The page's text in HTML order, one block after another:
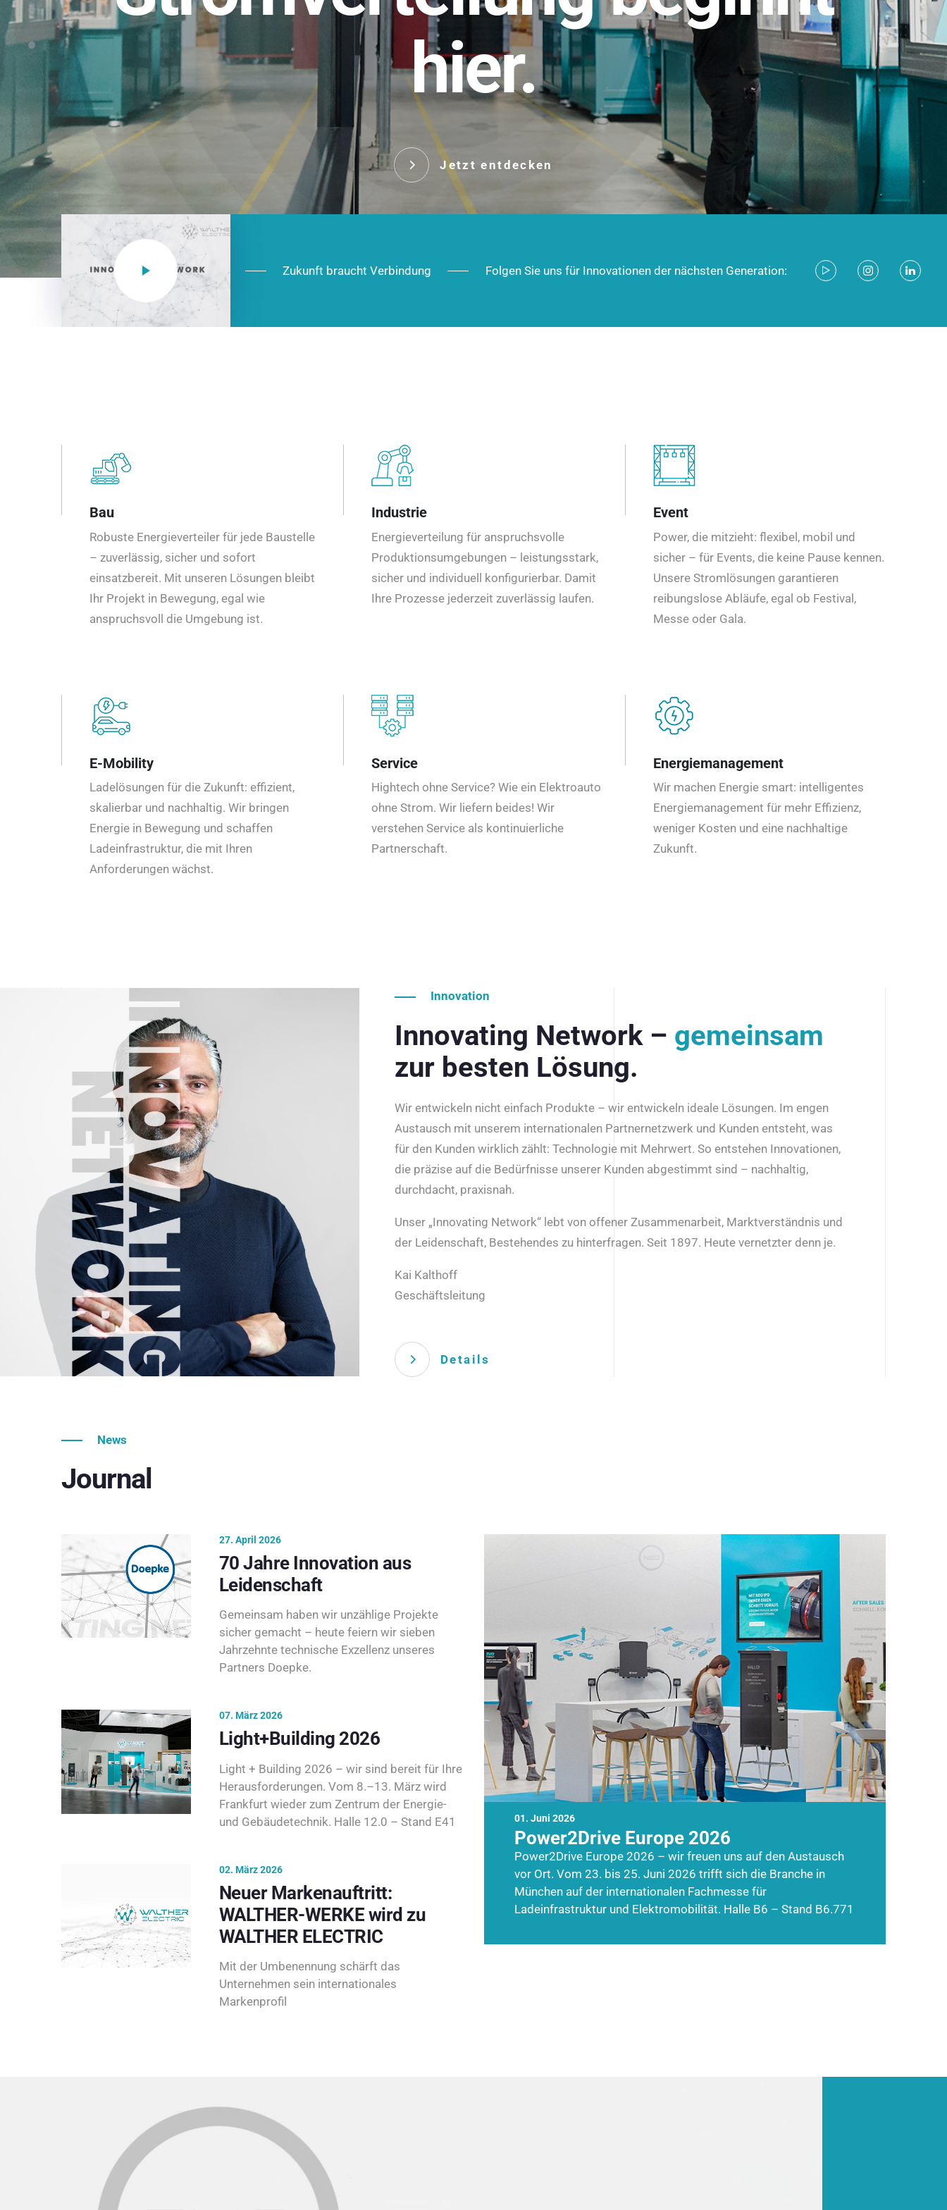
hier.
Jetzt entdecken
NEO CEE: Energieverteilung mit System. Robust im Alltag,
effizient in der Installation, zukunftsfähig im Ausbau.
Das innovative Stecksystem für industrielle Anwendungen –
robust, IP-geschützt und zukunftsfähig.
Jetzt entdecken
Zukunft braucht Verbindung Folgen Sie uns für Innovationen der nächsten Generation:
Bau
Robuste Energieverteiler für jede Baustelle
– zuverlässig, sicher und sofort
einsatzbereit. Mit unseren Lösungen bleibt
Ihr Projekt in Bewegung, egal wie
anspruchsvoll die Umgebung ist.
Industrie
Energieverteilung für anspruchsvolle
Produktionsumgebungen – leistungsstark,
sicher und individuell konfigurierbar. Damit
Ihre Prozesse jederzeit zuverlässig laufen.
Event
Power, die mitzieht: flexibel, mobil und
sicher – für Events, die keine Pause kennen.
Unsere Stromlösungen garantieren
reibungslose Abläufe, egal ob Festival,
Messe oder Gala.
E-Mobility
Ladelösungen für die Zukunft: effizient,
skalierbar und nachhaltig. Wir bringen
Energie in Bewegung und schaffen
Ladeinfrastruktur, die mit Ihren
Anforderungen wächst.
Service
Hightech ohne Service? Wie ein Elektroauto
ohne Strom. Wir liefern beides! Wir
verstehen Service als kontinuierliche
Partnerschaft.
Energiemanagement
Wir machen Energie smart: intelligentes
Energiemanagement für mehr Effizienz,
weniger Kosten und eine nachhaltige
Zukunft.
Innovation
Innovating Network – gemeinsam
zur besten Lösung.
Wir entwickeln nicht einfach Produkte – wir entwickeln ideale Lösungen. Im engen
Austausch mit unserem internationalen Partnernetzwerk und Kunden entsteht, was
für den Kunden wirklich zählt: Technologie mit Mehrwert. So entstehen Innovationen,
die präzise auf die Bedürfnisse unserer Kunden abgestimmt sind – nachhaltig,
durchdacht, praxisnah.
Unser „Innovating Network“ lebt von offener Zusammenarbeit, Marktverständnis und
der Leidenschaft, Bestehendes zu hinterfragen. Seit 1897. Heute vernetzter denn je.
Kai Kalthoff
Geschäftsleitung
Details
News
Journal
01. Juni 2026
Power2Drive Europe 2026
Power2Drive Europe 2026 – wir freuen uns auf den Austausch
vor Ort. Vom 23. bis 25. Juni 2026 trifft sich die Branche in
München auf der internationalen Fachmesse für
Ladeinfrastruktur und Elektromobilität. Halle B6 – Stand B6.771
27. April 2026
70 Jahre Innovation aus
Leidenschaft
Gemeinsam haben wir unzählige Projekte
sicher gemacht – heute feiern wir sieben
Jahrzehnte technische Exzellenz unseres
Partners Doepke.
07. März 2026
Light+Building 2026
Light + Building 2026 – wir sind bereit für Ihre
Herausforderungen. Vom 8.–13. März wird
Frankfurt wieder zum Zentrum der Energie-
und Gebäudetechnik. Halle 12.0 – Stand E41
02. März 2026
Neuer Markenauftritt:
WALTHER-WERKE wird zu
WALTHER ELECTRIC
Mit der Umbenennung schärft das
Unternehmen sein internationales
Markenprofil